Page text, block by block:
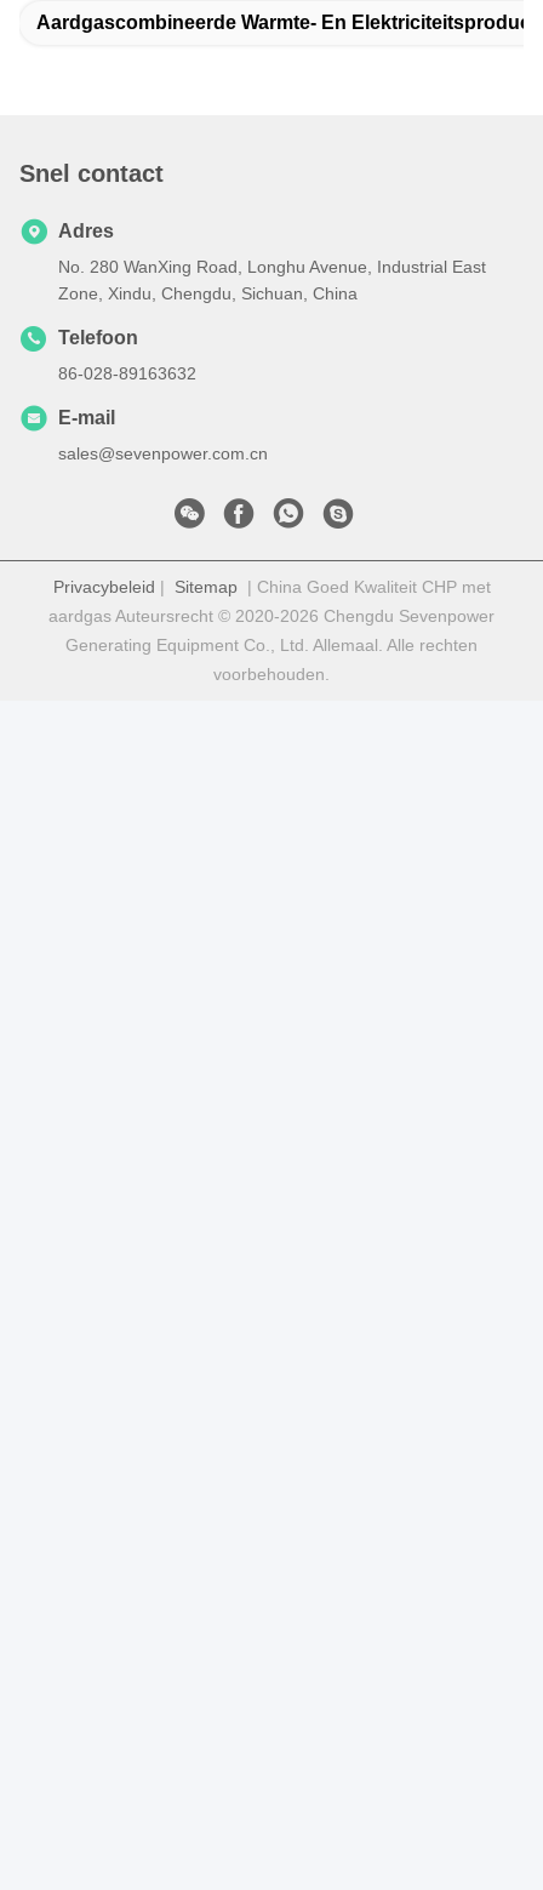
Aardgascombineerde Warmte- En
Snel contact
Adres
No. 280 WanXing Road, Longhu Avenue, Industrial East
Zone, Xindu, Chengdu, Sichuan, China
Telefoon
86-028-89163632
E-mail
sales@sevenpower.com.cn
Privacybeleid | Sitemap| China Goed Kwaliteit CHP met
aardgas Auteursrecht © 2020-2026 Chengdu Sevenpower
Generating Equipment Co., Ltd. Allemaal. Alle rechten
voorbehouden.